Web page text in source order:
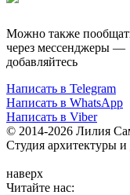
Можно также
через мессенджеры —
добавляйтесь
Написать в Telegram
Написать в WhatsApp
Написать в Viber
© 2014-2026 Лилия
Студия архитектуры и
наверх
Читайте нас: